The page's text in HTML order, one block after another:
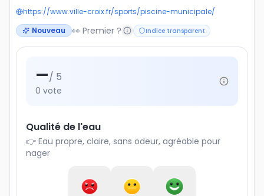
https://www.ville-croix.fr/sports/piscine-municipale/
Nouveau
👀 Premier ? Indice transparent
—/ 5
0 vote
Qualité de l'eau
👉 Eau propre, claire, sans odeur, agréable pour
nager